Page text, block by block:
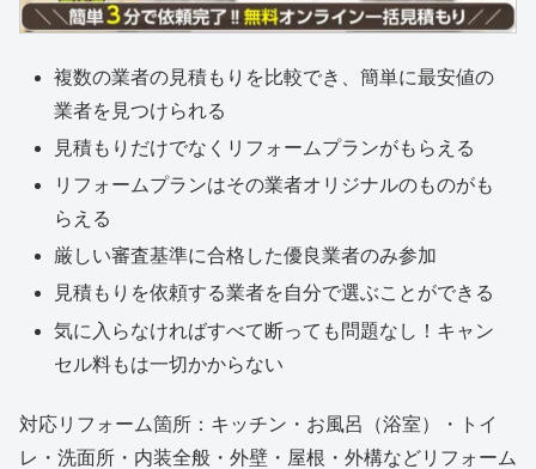
複数の業者の見積もりを比較でき、簡単に最安値の
業者を見つけられる
見積もりだけでなくリフォームプランがもらえる
リフォームプランはその業者オリジナルのものがも
らえる
厳しい審査基準に合格した優良業者のみ参加
見積もりを依頼する業者を自分で選ぶことができる
気に入らなければすべて断っても問題なし！キャン
セル料もは一切かからない
対応リフォーム箇所：キッチン・お風呂（浴室）・トイ
レ・洗面所・内装全般・外壁・屋根・外構などリフォーム